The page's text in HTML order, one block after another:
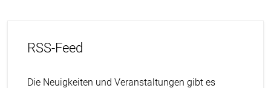
RSS-Feed
Die Neuigkeiten und Veranstaltungen gibt es